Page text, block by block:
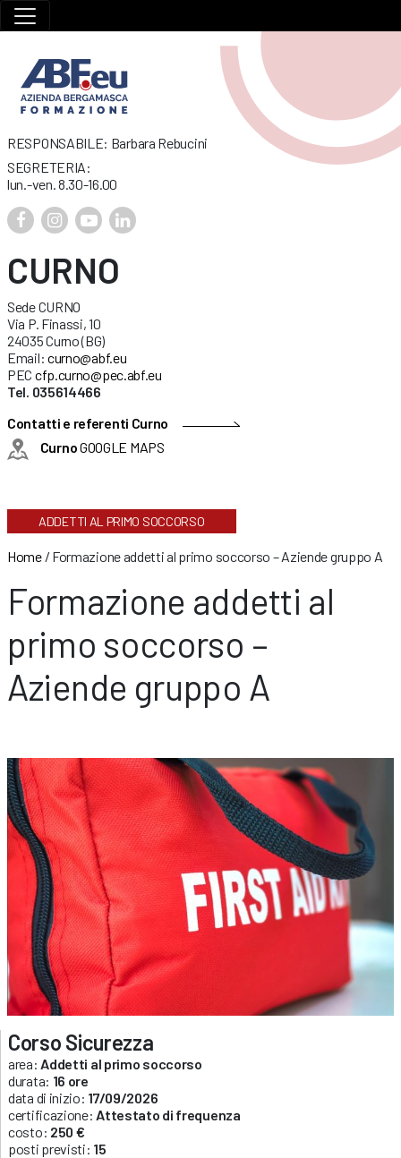
RESPONSABILE: Barbara Rebucini
SEGRETERIA:
lun.-ven. 8.30-16.00
CURNO
Sede CURNO
Via P. Finassi, 10
24035 Curno (BG)
Email: curno@abf.eu
PEC cfp.curno@pec.abf.eu
Tel. 035614466
Contatti e referenti Curno
CurnoGOOGLE MAPS
ADDETTI AL PRIMO SOCCORSO
Home/ Formazione addetti al primo soccorso – Aziende gruppo A
Formazione addetti al
primo soccorso –
Aziende gruppo A
Corso Sicurezza
area: Addetti al primo soccorso
durata: 16 ore
data di inizio: 17/09/2026
certificazione: Attestato di frequenza
costo: 250 €
posti previsti: 15